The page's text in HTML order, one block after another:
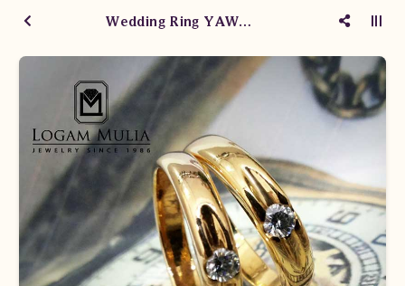
Wedding Ring YAWM.1506/02 eND YAWM.1506/01 tN